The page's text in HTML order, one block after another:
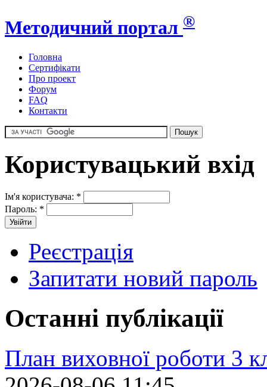
Методичний портал ®
Головна
Сертифікати
Про проект
Форум
FAQ
Контакти
Користувацький вхід
Ім'я користувача: *
Пароль: *
Реєстрація
Запитати новий пароль
Останні публікації
План виховної роботи 3